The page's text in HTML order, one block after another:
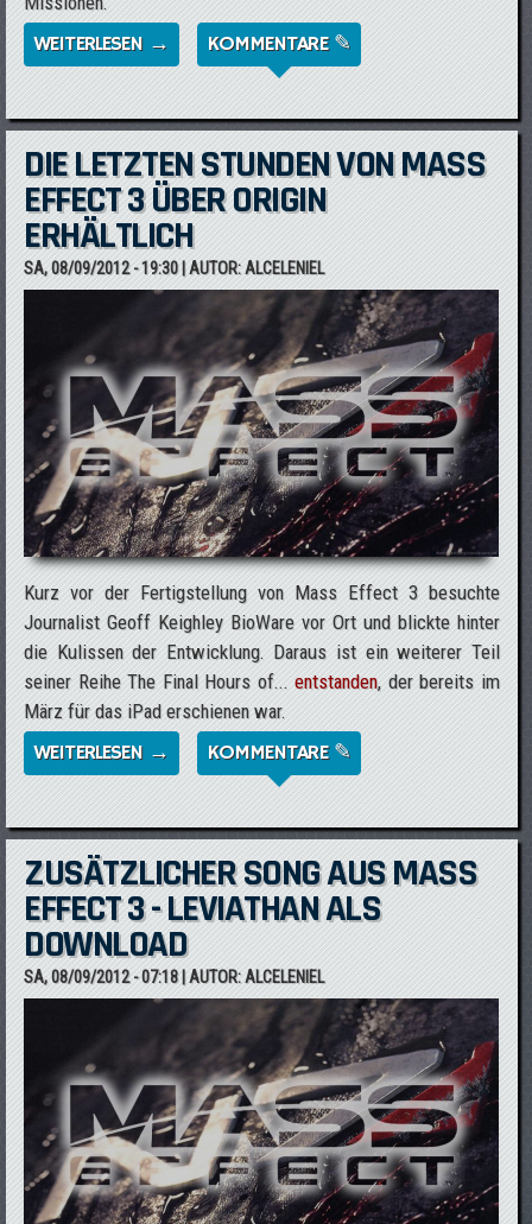
WEITERLESEN → ÜBER OPERATION: VIGILANCE WAR EIN
FEHLSCHLAG
KOMMENTARE ✎
DIE LETZTEN STUNDEN VON MASS
EFFECT 3 ÜBER ORIGIN
ERHÄLTLICH
SA, 08/09/2012 - 19:30| AUTOR:ALCELENIEL
Kurz vor der Fertigstellung von Mass Effect 3 besuchte
Journalist Geoff Keighley BioWare vor Ort und blickte hinter
die Kulissen der Entwicklung. Daraus ist ein weiterer Teil
seiner Reihe The Final Hours of...entstanden, der bereits im
März für das iPad erschienen war.
WEITERLESEN → ÜBER DIE LETZTEN STUNDEN VON MASS
EFFECT 3 ÜBER ORIGIN ERHÄLTLICH
KOMMENTARE ✎
ZUSÄTZLICHER SONG AUS MASS
EFFECT 3 - LEVIATHAN ALS
DOWNLOAD
SA, 08/09/2012 - 07:18| AUTOR:ALCELENIEL